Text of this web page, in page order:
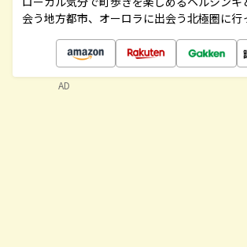
会う地方都市、オーロラに出会う北極圏に行
AD